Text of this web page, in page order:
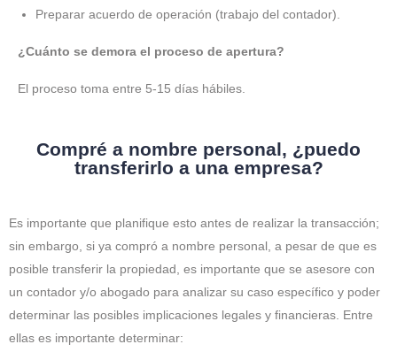
Preparar acuerdo de operación (trabajo del contador).
¿Cuánto se demora el proceso de apertura?
El proceso toma entre 5-15 días hábiles.
Compré a nombre personal, ¿puedo
transferirlo a una empresa?
Es importante que planifique esto antes de realizar la transacción;
sin embargo, si ya compró a nombre personal, a pesar de que es
posible transferir la propiedad, es importante que se asesore con
un contador y/o abogado para analizar su caso específico y poder
determinar las posibles implicaciones legales y financieras. Entre
ellas es importante determinar: